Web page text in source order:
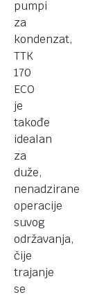
pumpi
za
kondenzat,
TTK
170
ECO
je
takođe
idealan
za
duže,
nenadzirane
operacije
suvog
održavanja,
čije
trajanje
se